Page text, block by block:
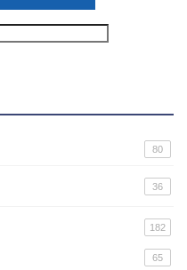
80
36
182
65